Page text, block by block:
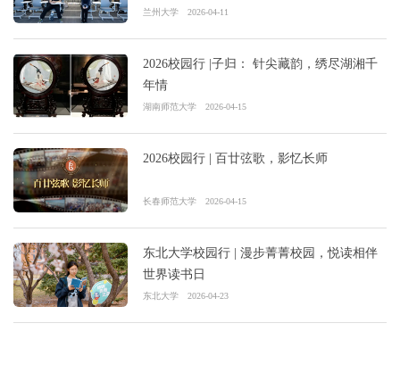
兰州大学 2026-04-11
2026校园行 |子归： 针尖藏韵，绣尽湖湘千
年情
湖南师范大学 2026-04-15
2026校园行 | 百廿弦歌，影忆长师
长春师范大学 2026-04-15
东北大学校园行 | 漫步菁菁校园，悦读相伴
世界读书日
东北大学 2026-04-23